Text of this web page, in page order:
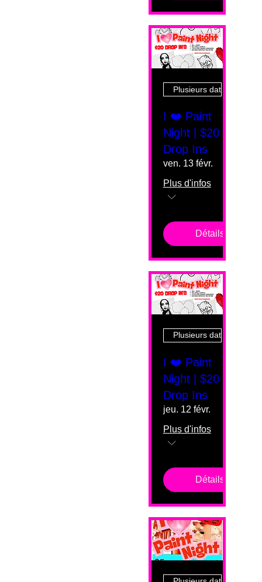
Plusieurs dates
I ❤️ Paint
Night | $20
Drop Ins
ven. 13 févr.
Plus d'infos
Détails
Plusieurs dates
I ❤️ Paint
Night | $20
Drop Ins
jeu. 12 févr.
Plus d'infos
Détails